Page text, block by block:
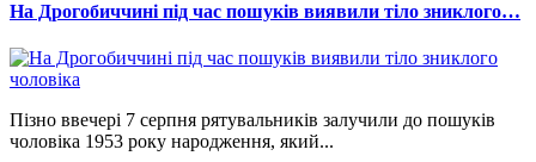
На Дрогобиччині під час пошуків виявили тіло зниклого…
Пізно ввечері 7 серпня рятувальників залучили до пошуків
чоловіка 1953 року народження, який...